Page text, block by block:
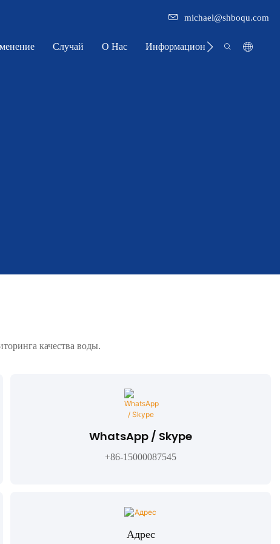
michael@shboqu.com
Случай О Нас Информационный Центр
качества воды.
WhatsApp / Skype
+86-15000087545
Адрес